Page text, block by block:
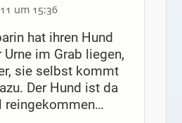
um 15:36
hat ihren Hund
im Grab liegen,
sie selbst kommt
Der Hund ist da
reingekommen…